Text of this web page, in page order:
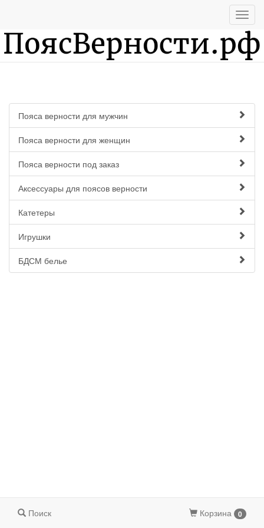
Пояса верности для мужчин
Пояса верности для женщин
Пояса верности под заказ
Аксессуары для поясов верности
Катетеры
Игрушки
БДСМ белье
Поиск Корзина 0